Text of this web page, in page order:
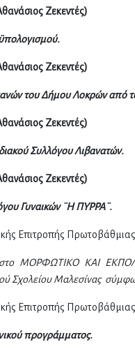
Ζεκεντές)
Ζεκεντές)
του Δήμου Λοκρών από
Ζεκεντές)
Συλλόγου Λιβανατών.
Ζεκεντές)
Γυναικών ¨Η ΠΥΡΡΑ¨.
Επιτροπής
ΜΟΡΦΩΤΙΚΟ ΚΑΙ
Σχολείου Μαλεσίνας
Επιτροπής
προγράμματος.